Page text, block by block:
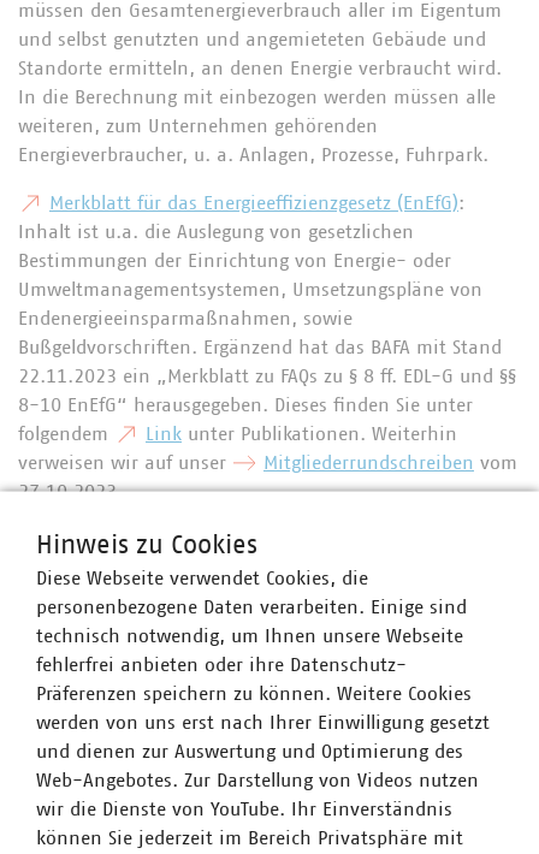
müssen den Gesamtenergieverbrauch aller im Eigentum
und selbst genutzten und angemieteten Gebäude und
Standorte ermitteln, an denen Energie verbraucht wird.
In die Berechnung mit einbezogen werden müssen alle
weiteren, zum Unternehmen gehörenden
Energieverbraucher, u. a. Anlagen, Prozesse, Fuhrpark.
Merkblatt für das Energieeffizienzgesetz (EnEfG):
Inhalt ist u.a. die Auslegung von gesetzlichen
Bestimmungen der Einrichtung von Energie- oder
Umweltmanagementsystemen, Umsetzungspläne von
Endenergieeinsparmaßnahmen, sowie
Bußgeldvorschriften. Ergänzend hat das BAFA mit Stand
22.11.2023 ein „Merkblatt zu FAQs zu § 8 ff. EDL-G und §§
8-10 EnEfG“ herausgegeben. Dieses finden Sie unter
folgendem
Link unter Publikationen. Weiterhin
verweisen wir auf unser
Mitgliederrundschreiben vom
27.10.2023.
Ansprechpartner
Hinweis zu Cookies
Diese Webseite verwendet Cookies, die
personenbezogene Daten verarbeiten. Einige sind
technisch notwendig, um Ihnen unsere Webseite
fehlerfrei anbieten oder ihre Datenschutz-
Präferenzen speichern zu können. Weitere Cookies
werden von uns erst nach Ihrer Einwilligung gesetzt
und dienen zur Auswertung und Optimierung des
Web-Angebotes. Zur Darstellung von Videos nutzen
wir die Dienste von YouTube. Ihr Einverständnis
können Sie jederzeit im Bereich Privatsphäre mit